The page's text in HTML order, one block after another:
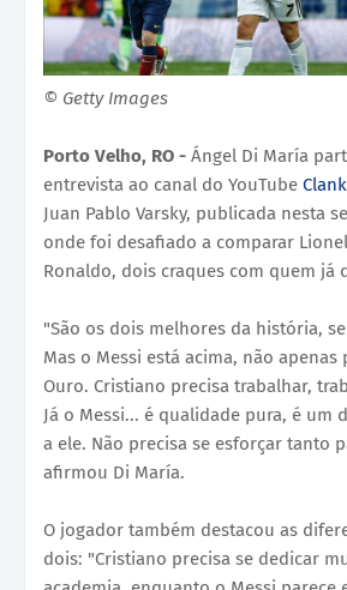
© Getty Images
Porto Velho, RO - Ángel Di María
entrevista ao canal do YouTube
Juan Pablo Varsky, publicada nesta
onde foi desafiado a comparar
Ronaldo, dois craques com quem já
"São os dois melhores da história,
Mas o Messi está acima, não apenas
Ouro. Cristiano precisa trabalhar,
Já o Messi... é qualidade pura, é um
a ele. Não precisa se esforçar tanto
afirmou Di María.
O jogador também destacou as
dois: "Cristiano precisa se dedicar